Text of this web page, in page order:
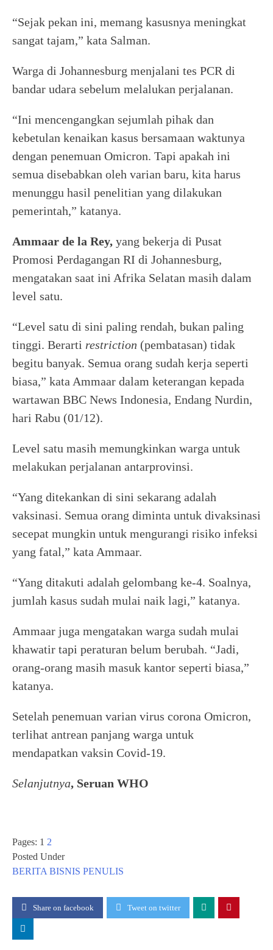
“Sejak pekan ini, memang kasusnya meningkat
sangat tajam,” kata Salman.
Warga di Johannesburg menjalani tes PCR di
bandar udara sebelum melalukan perjalanan.
“Ini mencengangkan sejumlah pihak dan
kebetulan kenaikan kasus bersamaan waktunya
dengan penemuan Omicron. Tapi apakah ini
semua disebabkan oleh varian baru, kita harus
menunggu hasil penelitian yang dilakukan
pemerintah,” katanya.
Ammaar de la Rey, yang bekerja di Pusat
Promosi Perdagangan RI di Johannesburg,
mengatakan saat ini Afrika Selatan masih dalam
level satu.
“Level satu di sini paling rendah, bukan paling
tinggi. Berarti restriction (pembatasan) tidak
begitu banyak. Semua orang sudah kerja seperti
biasa,” kata Ammaar dalam keterangan kepada
wartawan BBC News Indonesia, Endang Nurdin,
hari Rabu (01/12).
Level satu masih memungkinkan warga untuk
melakukan perjalanan antarprovinsi.
“Yang ditekankan di sini sekarang adalah
vaksinasi. Semua orang diminta untuk divaksinasi
secepat mungkin untuk mengurangi risiko infeksi
yang fatal,” kata Ammaar.
“Yang ditakuti adalah gelombang ke-4. Soalnya,
jumlah kasus sudah mulai naik lagi,” katanya.
Ammaar juga mengatakan warga sudah mulai
khawatir tapi peraturan belum berubah. “Jadi,
orang-orang masih masuk kantor seperti biasa,”
katanya.
Setelah penemuan varian virus corona Omicron,
terlihat antrean panjang warga untuk
mendapatkan vaksin Covid-19.
Selanjutnya, Seruan WHO
Pages: 1 2
Posted Under
BERITA BISNIS PENULIS
Share on facebook Tweet on twitter